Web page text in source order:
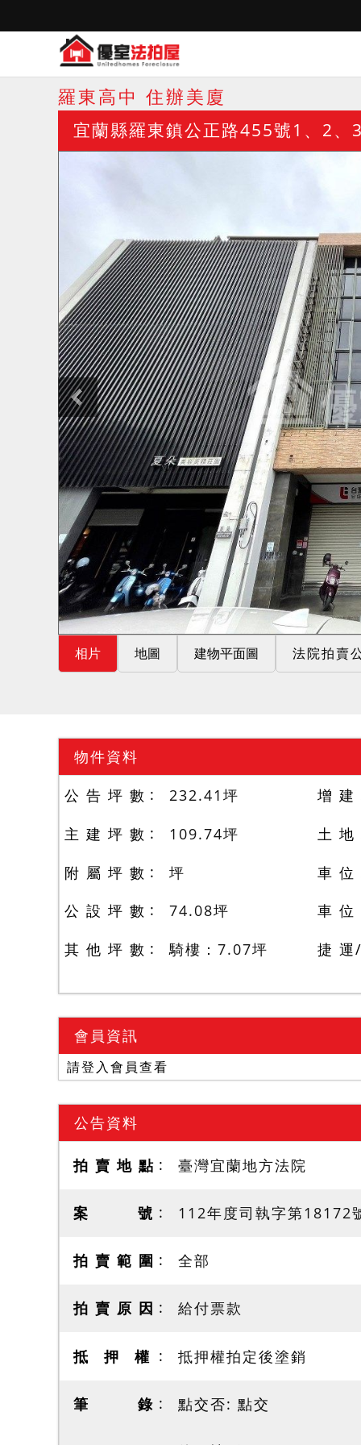
羅東高中 住辦美廈
宜蘭縣羅東鎮公正路455號1、2、
相片 地圖 建物平面圖 法院拍賣
物件資料
公 告 坪 數
232.41 坪
主 建 坪 數
109.74坪
附 屬 坪 數
坪
公 設 坪 數
74.08坪
其 他 坪 數
騎樓：7.07坪
增 建
土 地
車 位
車 位
捷 運
會員資訊
請登入會員查看
公告資料
拍 賣 地 點 臺灣宜蘭地方法院
案 號 112年度司執字第18172
拍 賣 範 圍 全部
拍 賣 原 因 給付票款
抵 押 權 抵押權拍定後塗銷
筆 錄 點交否: 點交